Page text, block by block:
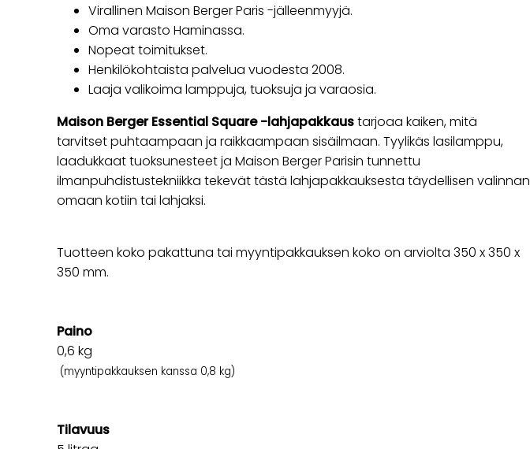
Virallinen Maison Berger Paris -jälleenmyyjä.
Oma varasto Haminassa.
Nopeat toimitukset.
Henkilökohtaista palvelua vuodesta 2008.
Laaja valikoima lamppuja, tuoksuja ja varaosia.
Maison Berger Essential Square -lahjapakkaustarjoaa kaiken, mitä
tarvitset puhtaampaan ja raikkaampaan sisäilmaan. Tyylikäs lasilamppu,
laadukkaat tuoksunesteet ja Maison Berger Parisin tunnettu
ilmanpuhdistustekniikka tekevät tästä lahjapakkauksesta täydellisen valinnan
omaan kotiin tai lahjaksi.
Tuotteen koko pakattuna tai myyntipakkauksen koko on arviolta 350 x 350 x
350 mm.
Paino
0,6 kg
(myyntipakkauksen kanssa 0,8 kg)
Tilavuus